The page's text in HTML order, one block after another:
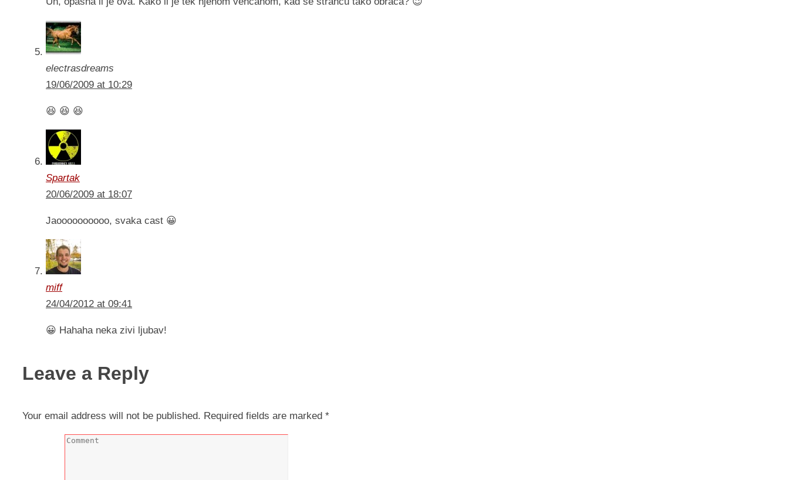
electrasdreams
19/06/2009 at 10:29
😆 😆 😆
Spartak
20/06/2009 at 18:07
Jaoooooooooo, svaka cast 😀
miff
24/04/2012 at 09:41
😀 Hahaha neka zivi ljubav!
Leave a Reply
Your email address will not be published. Required fields are marked *